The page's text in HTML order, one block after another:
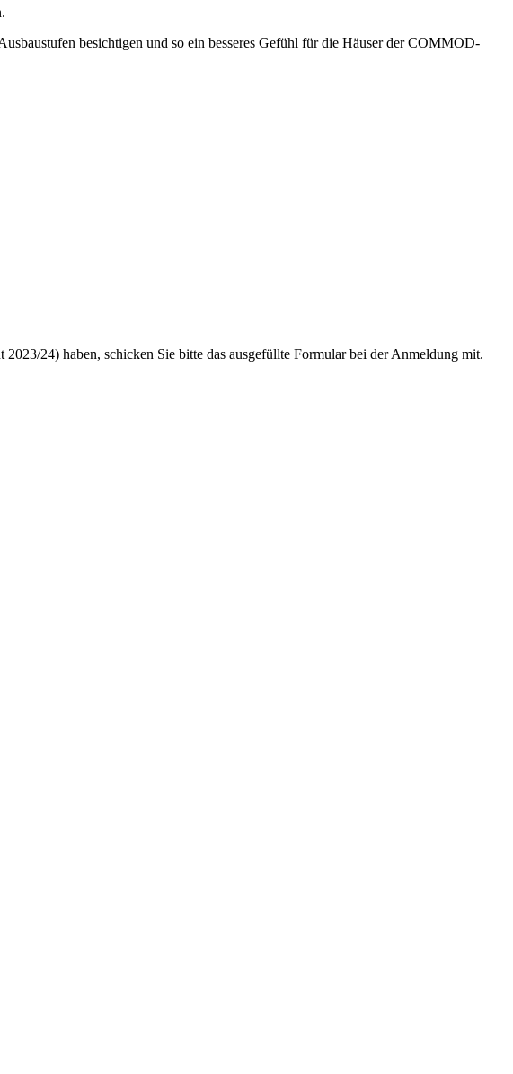
besichtigen und so ein besseres Gefühl für die Häuser der COMMOD-
24) haben, schicken Sie bitte das ausgefüllte Formular bei der Anmeldung mit.